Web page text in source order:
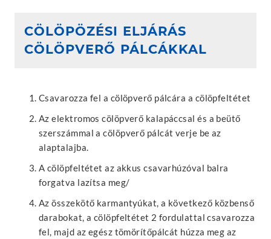
CÖLÖPÖZÉSI ELJÁRÁS
CÖLÖPVERŐ PÁLCÁKKAL
Csavarozza fel a cölöpverő pálcára a cölöpfeltétet
Az elektromos cölöpverő kalapáccsal és a beütő
szerszámmal a cölöpverő pálcát verje be az
alaptalajba.
A cölöpfeltétet az akkus csavarhúzóval balra
forgatva lazítsa meg/
Az összekötő karmantyúkat, a következő közbenső
darabokat, a cölöpfeltétet 2 fordulattal csavarozza
fel, majd az egész tömörítőpálcát húzza meg az